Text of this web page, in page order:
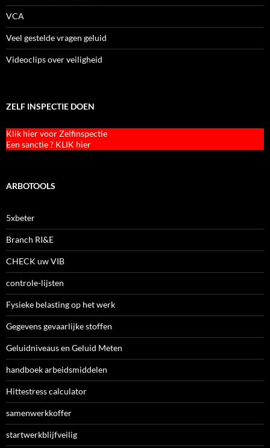
VCA
Veel gestelde vragen geluid
Videoclips over veiligheid
ZELF INSPECTIE DOEN
Klik hier voor Zelfinspectie
Een sanctie ? KLIK hier
ARBOTOOLS
5xbeter
Branch RI&E
CHECK uw VIB
controle-lijsten
Fysieke belasting op het werk
Gegevens gevaarlijke stoffen
Geluidniveaus en Geluid Meten
handboek arbeidsmiddelen
Hittestress calculator
samenwerkkoffer
startwerkblijfveilig